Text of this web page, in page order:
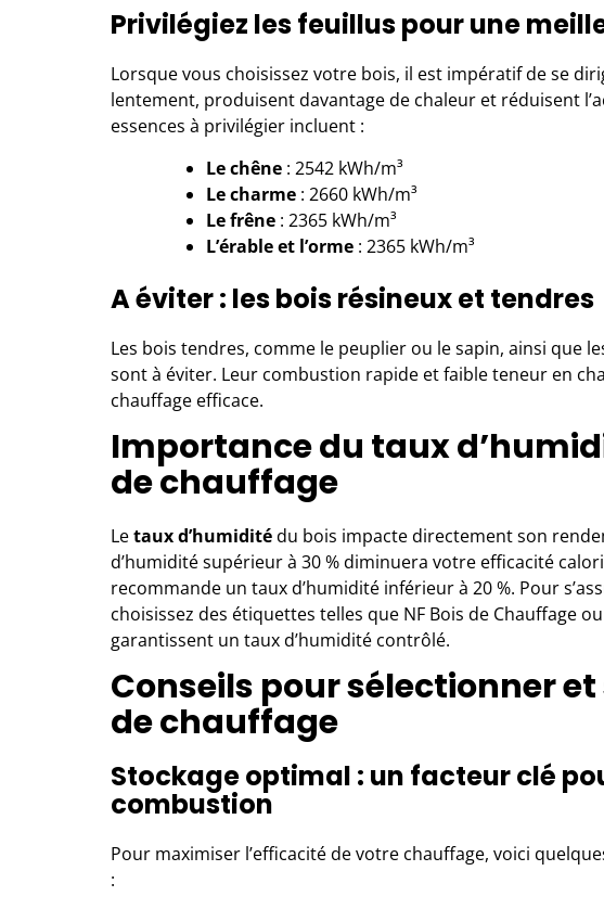
Privilégiez les feuillus pour une
Lorsque vous choisissez votre bois, il est impératif de se
lentement, produisent davantage de chaleur et réduisent
essences à privilégier incluent :
Le chêne : 2542 kWh/m³
Le charme : 2660 kWh/m³
Le frêne : 2365 kWh/m³
L’érable et l’orme : 2365 kWh/m³
A éviter : les bois résineux et tendres
Les bois tendres, comme le peuplier ou le sapin, ainsi que
sont à éviter. Leur combustion rapide et faible teneur en
chauffage efficace.
Importance du taux
de chauffage
Letaux d’humiditédu bois impacte directement son
d’humidité supérieur à 30 % diminuera votre efficacité
recommande un taux d’humidité inférieur à 20 %. Pour
choisissez des étiquettes telles que NF Bois de Chauffage
garantissent un taux d’humidité contrôlé.
Conseils pour sélectionner
de chauffage
Stockage optimal : un facteur clé
combustion
Pour maximiser l’efficacité de votre chauffage, voici
: